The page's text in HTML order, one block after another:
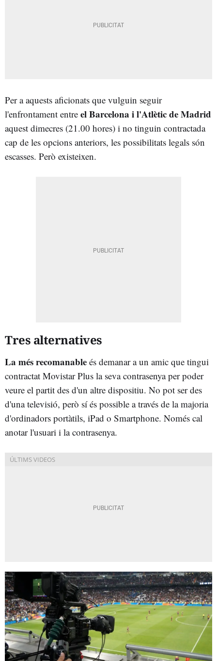
Per a aquests aficionats que vulguin seguir
l'enfrontament entre el Barcelona i l'Atlètic de Madrid
aquest dimecres (21.00 hores) i no tinguin contractada
cap de les opcions anteriors, les possibilitats legals són
escasses. Però existeixen.
Tres alternatives
La més recomanable és demanar a un amic que tingui
contractat Movistar Plus la seva contrasenya per poder
veure el partit des d'un altre dispositiu. No pot ser des
d'una televisió, però sí és possible a través de la majoria
d'ordinadors portàtils, iPad o Smartphone. Només cal
anotar l'usuari i la contrasenya.